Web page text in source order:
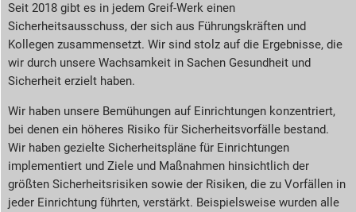
Seit 2018 gibt es in jedem Greif-Werk einen
Sicherheitsausschuss, der sich aus Führungskräften und
Kollegen zusammensetzt. Wir sind stolz auf die Ergebnisse, die
wir durch unsere Wachsamkeit in Sachen Gesundheit und
Sicherheit erzielt haben.
Wir haben unsere Bemühungen auf Einrichtungen konzentriert,
bei denen ein höheres Risiko für Sicherheitsvorfälle bestand.
Wir haben gezielte Sicherheitspläne für Einrichtungen
implementiert und Ziele und Maßnahmen hinsichtlich der
größten Sicherheitsrisiken sowie der Risiken, die zu Vorfällen in
jeder Einrichtung führten, verstärkt. Beispielsweise wurden alle